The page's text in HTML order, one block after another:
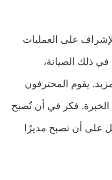
على العمليات
في ذلك الصيانة،
يقوم المحترفون
فكر في أن تُصبح
على أن تصبح مديرًا